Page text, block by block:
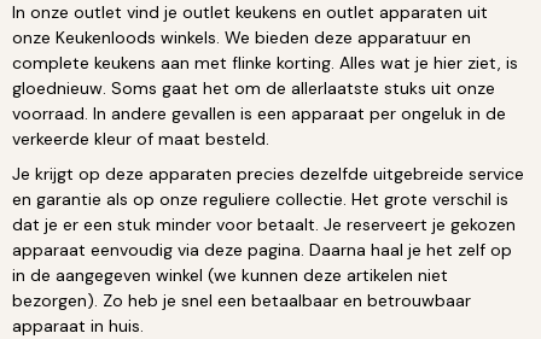
In onze outlet vind je outlet keukens en outlet apparaten uit
onze Keukenloods winkels. We bieden deze apparatuur en
complete keukens aan met flinke korting. Alles wat je hier ziet, is
gloednieuw. Soms gaat het om de allerlaatste stuks uit onze
voorraad. In andere gevallen is een apparaat per ongeluk in de
verkeerde kleur of maat besteld.
Je krijgt op deze apparaten precies dezelfde uitgebreide service
en garantie als op onze reguliere collectie. Het grote verschil is
dat je er een stuk minder voor betaalt. Je reserveert je gekozen
apparaat eenvoudig via deze pagina. Daarna haal je het zelf op
in de aangegeven winkel (we kunnen deze artikelen niet
bezorgen). Zo heb je snel een betaalbaar en betrouwbaar
apparaat in huis.